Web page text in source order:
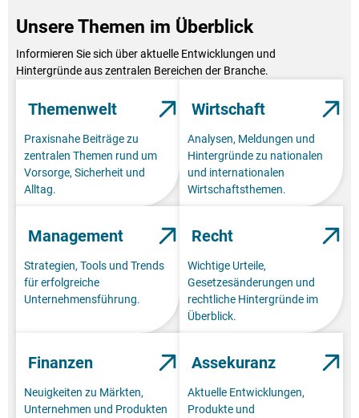
Unsere Themen im Überblick
Informieren Sie sich über aktuelle Entwicklungen und
Hintergründe aus zentralen Bereichen der Branche.
Themenwelt
Praxisnahe Beiträge zu
zentralen Themen rund um
Vorsorge, Sicherheit und
Alltag.
Wirtschaft
Analysen, Meldungen und
Hintergründe zu nationalen
und internationalen
Wirtschaftsthemen.
Management
Strategien, Tools und Trends
für erfolgreiche
Unternehmensführung.
Recht
Wichtige Urteile,
Gesetzesänderungen und
rechtliche Hintergründe im
Überblick.
Finanzen
Neuigkeiten zu Märkten,
Unternehmen und Produkten
Assekuranz
Aktuelle Entwicklungen,
Produkte und